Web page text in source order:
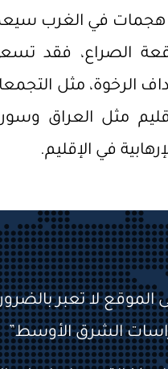
هجمات في الغرب
الصراع، فقد
الرخوة، مثل
مثل العراق
في الإقليم.
الموقع لا تعبر
الشرق الأوسط”